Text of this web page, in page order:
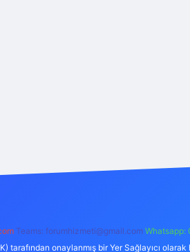
Teams: forumhizmeti@gmail.com Whatsapp:
tarafından onaylanmış bir Yer Sağlayıcı